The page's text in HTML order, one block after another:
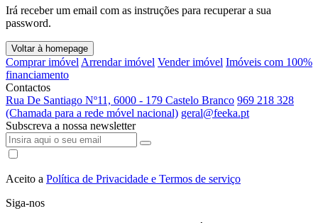
Irá receber um email com as instruções para recuperar a sua
password.
Voltar à homepage
Comprar imóvel Arrendar imóvel Vender imóvel Imóveis com 100%
financiamento
Contactos
Rua De Santiago Nº11, 6000 - 179 Castelo Branco 969 218 328
(Chamada para a rede móvel nacional) geral@feeka.pt
Subscreva a nossa newsletter
Aceito a Política de Privacidade e Termos de serviço
Siga-nos